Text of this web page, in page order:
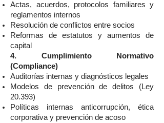
Actas, acuerdos, protocolos familiares y
reglamentos internos
Resolución de conflictos entre socios
Reformas de estatutos y aumentos de
capital
4. Cumplimiento Normativo
(Compliance)
Auditorías internas y diagnósticos legales
Modelos de prevención de delitos (Ley
20.393)
Políticas internas anticorrupción, ética
corporativa y prevención de acoso